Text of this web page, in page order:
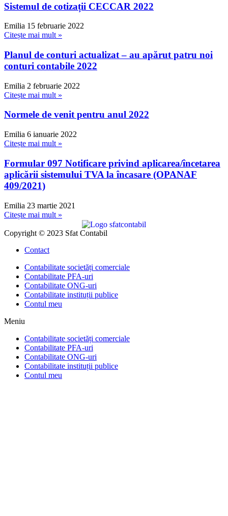
Sistemul de cotizații CECCAR 2022
Emilia 15 februarie 2022
Citește mai mult »
Planul de conturi actualizat – au apărut patru noi
conturi contabile 2022
Emilia 2 februarie 2022
Citește mai mult »
Normele de venit pentru anul 2022
Emilia 6 ianuarie 2022
Citește mai mult »
Formular 097 Notificare privind aplicarea/încetarea
aplicării sistemului TVA la încasare (OPANAF
409/2021)
Emilia 23 martie 2021
Citește mai mult »
Copyright © 2023 Sfat Contabil
Contact
Contabilitate societăți comerciale
Contabilitate PFA-uri
Contabilitate ONG-uri
Contabilitate instituții publice
Contul meu
Meniu
Contabilitate societăți comerciale
Contabilitate PFA-uri
Contabilitate ONG-uri
Contabilitate instituții publice
Contul meu